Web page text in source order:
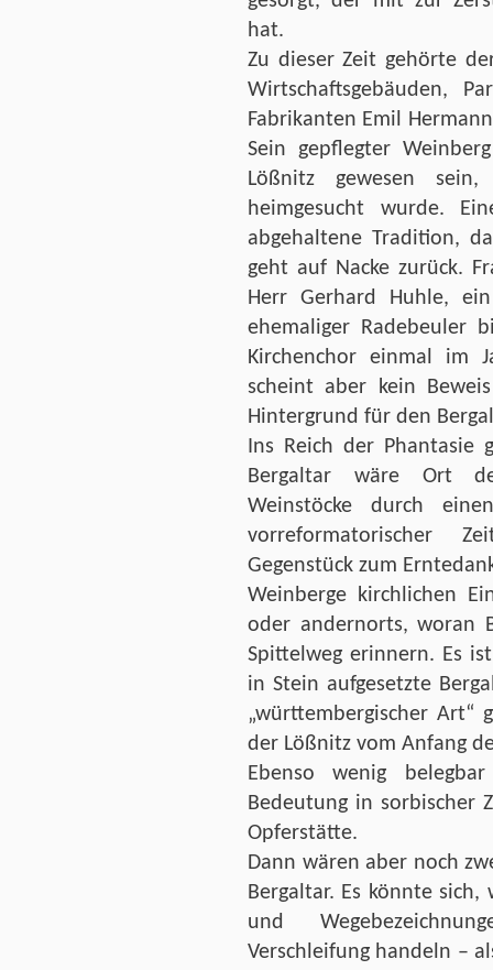
hat.
Zu dieser Zeit gehörte
Wirtschaftsgebäuden,
Fabrikanten Emil
Sein gepflegter
Lößnitz gewesen
heimgesucht wurde.
abgehaltene Tradition,
geht auf Nacke zurück.
Herr Gerhard Huhle,
ehemaliger Radebeuler
Kirchenchor einmal im
scheint aber kein
Hintergrund für den
Ins Reich der Phantasie
Bergaltar wäre Ort
Weinstöcke durch
vorreformatorischer
Gegenstück zum
Weinberge kirchlichen
oder andernorts, woran
Spittelweg erinnern. Es
in Stein aufgesetzte
„württembergischer Art“
der Lößnitz vom Anfang
Ebenso wenig
Bedeutung in sorbischer
Opferstätte.
Dann wären aber noch
Bergaltar. Es könnte
und
Verschleifung handeln –